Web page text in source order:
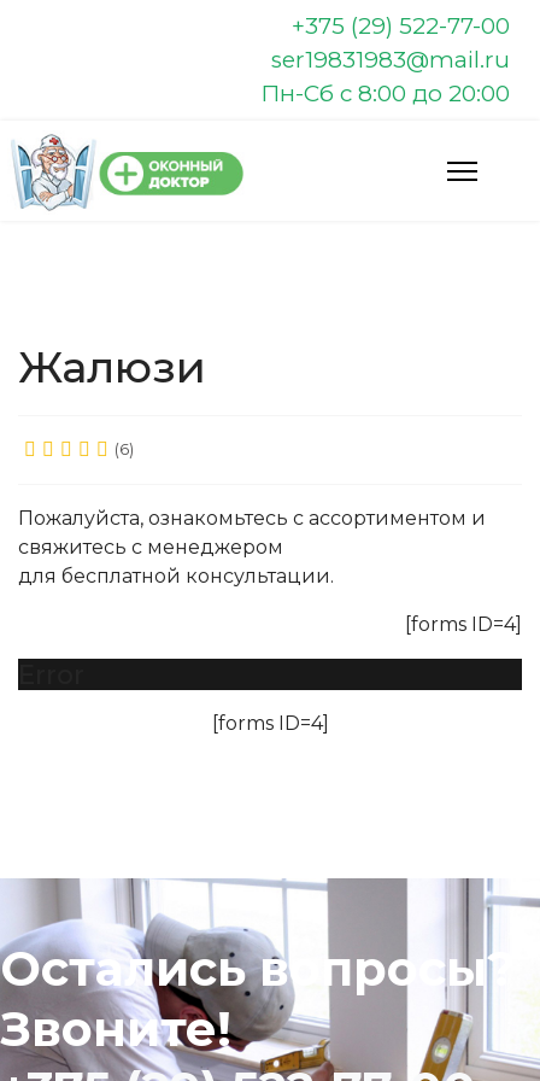
+375 (29) 522-77-00
ser19831983@mail.ru
Пн-Сб с 8:00 до 20:00
Жалюзи
(6)
Пожалуйста, ознакомьтесь с ассортиментом и
свяжитесь с менеджером
для бесплатной консультации.
[forms ID=4]
[forms ID=4]
Остались вопросы?
Звоните!